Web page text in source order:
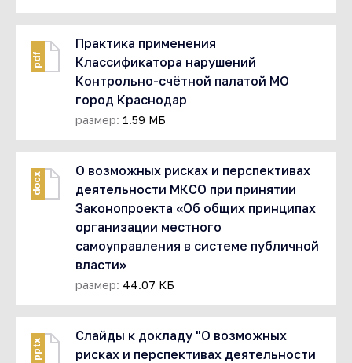
pdf
Практика применения
Классификатора нарушений
Контрольно-счётной палатой МО
город Краснодар
размер: 1.59 МБ
docx
О возможных рисках и перспективах
деятельности МКСО при принятии
Законопроекта «Об общих принципах
организации местного
самоуправления в системе публичной
власти»
размер: 44.07 КБ
pptx
Слайды к докладу "О возможных
рисках и перспективах деятельности